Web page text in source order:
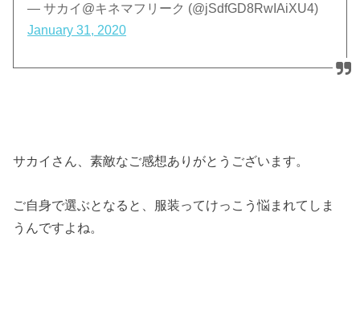
— サカイ@キネマフリーク (@jSdfGD8RwIAiXU4)
January 31, 2020
サカイさん、素敵なご感想ありがとうございます。
ご自身で選ぶとなると、服装ってけっこう悩まれてしま
うんですよね。